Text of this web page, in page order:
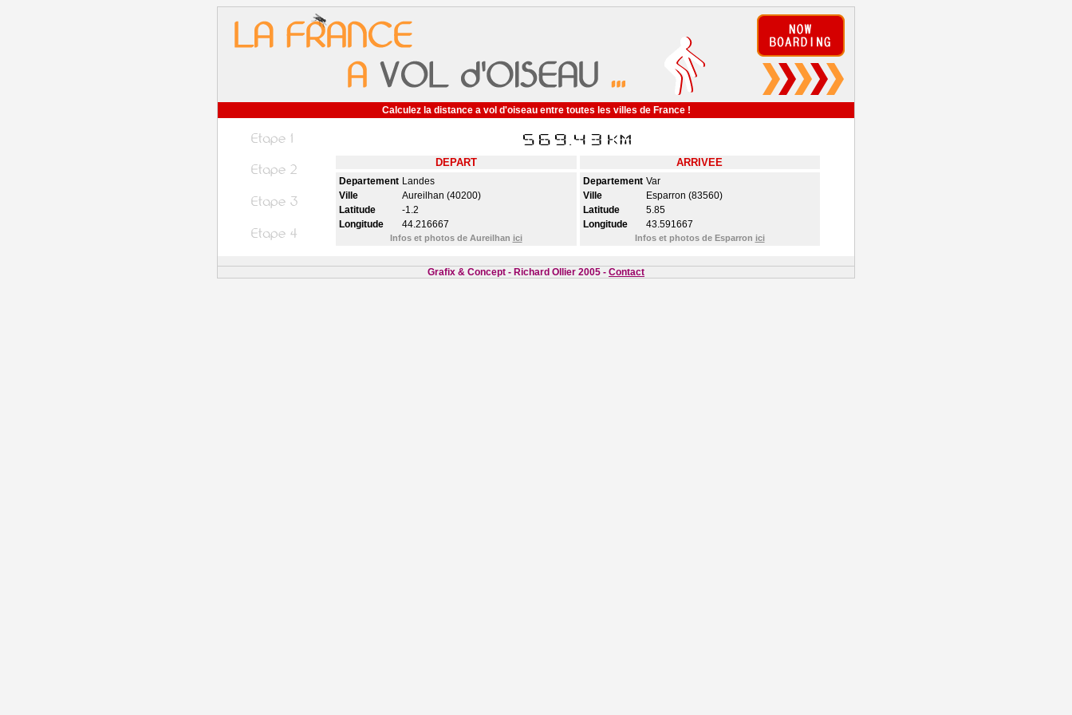
Calculez la distance a vol d'oiseau entre toutes les villes de France !
DEPART ARRIVEE
Departement Landes
Ville
Aureilhan (40200)
Latitude
-1.2
Longitude
44.216667
Infos et photos de Aureilhan ici
Departement Var
Ville
Esparron (83560)
Latitude
5.85
Longitude
43.591667
Infos et photos de Esparron ici
Grafix & Concept - Richard Ollier 2005 - Contact